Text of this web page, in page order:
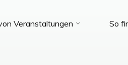
Veranstaltungen So